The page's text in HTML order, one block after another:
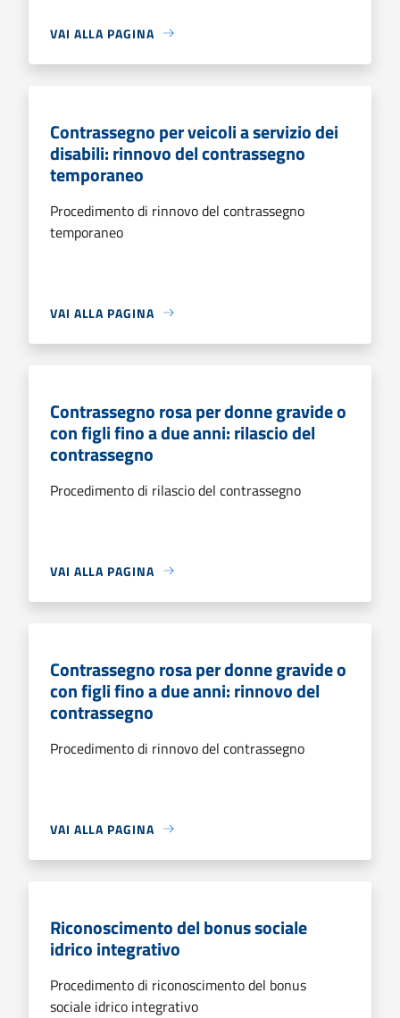
VAI ALLA PAGINA
Contrassegno per veicoli a servizio dei
disabili: rinnovo del contrassegno
temporaneo
Procedimento di rinnovo del contrassegno
temporaneo
VAI ALLA PAGINA
Contrassegno rosa per donne gravide o
con figli fino a due anni: rilascio del
contrassegno
Procedimento di rilascio del contrassegno
VAI ALLA PAGINA
Contrassegno rosa per donne gravide o
con figli fino a due anni: rinnovo del
contrassegno
Procedimento di rinnovo del contrassegno
VAI ALLA PAGINA
Riconoscimento del bonus sociale
idrico integrativo
Procedimento di riconoscimento del bonus
sociale idrico integrativo